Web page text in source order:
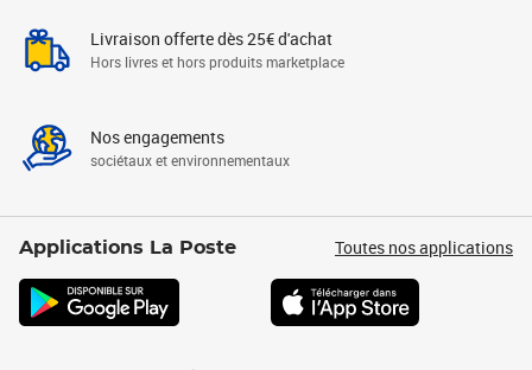
Livraison offerte dès 25€ d'achat
Hors livres et hors produits marketplace
Nos engagements
sociétaux et environnementaux
Applications La Poste Toutes nos applications